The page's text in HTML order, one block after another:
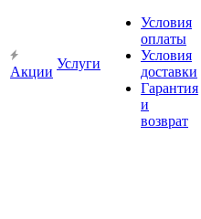
Акции
Услуги
Условия
оплаты
Условия
доставки
Гарантия
и
возврат